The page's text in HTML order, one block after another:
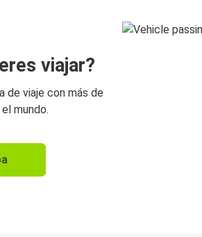
viajar?
de viaje con más de
mundo.